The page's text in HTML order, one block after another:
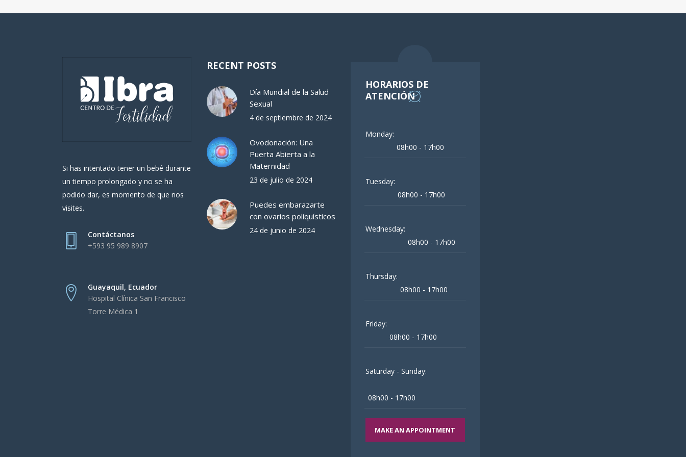
Si has intentado tener un bebé durante
un tiempo prolongado y no se ha
podido dar, es momento de que nos
visites.
Contáctanos
+593 95 989 8907
Guayaquil, Ecuador
Hospital Clínica San Francisco
Torre Médica 1
RECENT POSTS
Día Mundial de la Salud
Sexual
4 de septiembre de 2024
Ovodonación: Una
Puerta Abierta a la
Maternidad
23 de julio de 2024
Puedes embarazarte
con ovarios poliquísticos
24 de junio de 2024
HORARIOS DE
ATENCIÓN
Monday:
08h00 - 17h00
Tuesday:
08h00 - 17h00
Wednesday:
08h00 - 17h00
Thursday:
08h00 - 17h00
Friday:
08h00 - 17h00
Saturday - Sunday:
08h00 - 17h00
MAKE AN APPOINTMENT